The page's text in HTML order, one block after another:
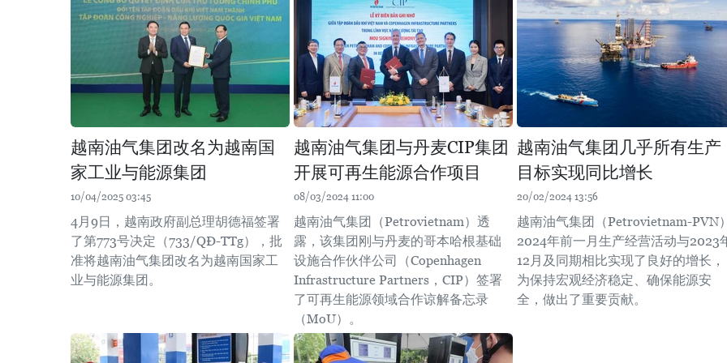
越南油气集团改名为越南国
家工业与能源集团
10/04/2025 03:45
4月9日，越南政府副总理胡德福签署
了第773号决定（733/QĐ-TTg），批
准将越南油气集团改名为越南国家工
业与能源集团。
越南油气集团与丹麦CIP集团
开展可再生能源合作项目
08/03/2024 11:00
越南油气集团（Petrovietnam）透
露，该集团刚与丹麦的哥本哈根基础
设施合作伙伴公司（Copenhagen
Infrastructure Partners，CIP）签署
了可再生能源领域合作谅解备忘录
（MoU）。
越南油气集团几乎所有生产
目标实现同比增长
20/02/2024 13:56
越南油气集团（Petrovietnam-PVN
2024年前一月生产经营活动与2023
12月及同期相比实现了良好的增长，
为保持宏观经济稳定、确保能源安
全，做出了重要贡献。